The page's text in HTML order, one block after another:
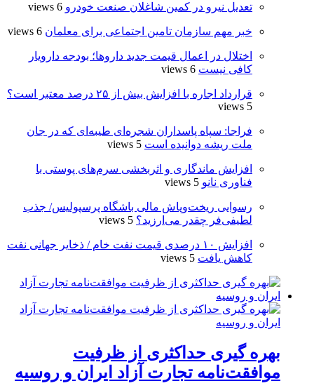
تعدیل نیرو در کمین شاغلان صنعت خودرو 6 views
خبر مهم سازمان تامین اجتماعی برای معلمان 6 views
اختلال در اعمال قیمت‌ جدید داروها؛ بودجه دارویار
کافی نیست 6 views
قرارداد اجاره با افزایش بیش از ۲۵ درصد معتبر است؟
5 views
فراجا: سپاه پاسداران شجره‌ای طیبه‌ای که در جان
ملت ریشه دوانیده است 5 views
افزایش ماندگاری و اثربخشی سرم‌های پوستی با
فناوری نانو 5 views
رسوایی ریخت‌وپاش مالی باشگاه پرسپولیس/ جذب
لطیفی‌فر چقدر می‌ارزید؟ 5 views
افزایش ۱۰ درصدی قیمت نفت خام / ذخایر جهانی نفت
کاهش یافت 5 views
بهره گیری حداکثری از ظرفیت
موافقت‌نامه تجارت آزاد ایران و روسیه